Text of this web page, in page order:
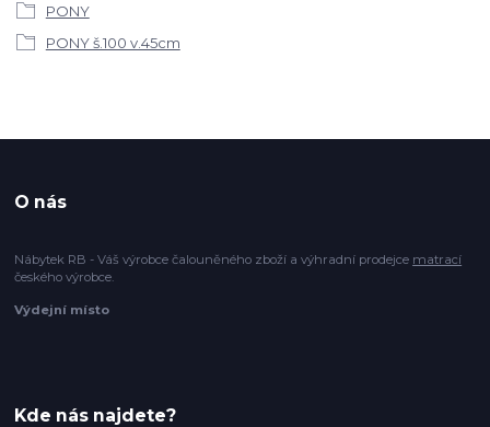
PONY
PONY š.100 v.45cm
O nás
Nábytek RB - Váš výrobce čalouněného zboží a výhradní prodejce matrací
českého výrobce.
Výdejní místo
Kde nás najdete?